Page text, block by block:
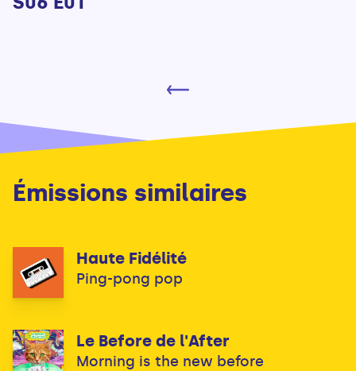
Émissions similaires
Haute Fidélité
Ping-pong pop
Le Before de l'After
Morning is the new before